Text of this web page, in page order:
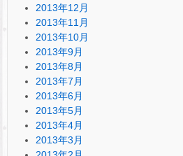
2013年12月
2013年11月
2013年10月
2013年9月
2013年8月
2013年7月
2013年6月
2013年5月
2013年4月
2013年3月